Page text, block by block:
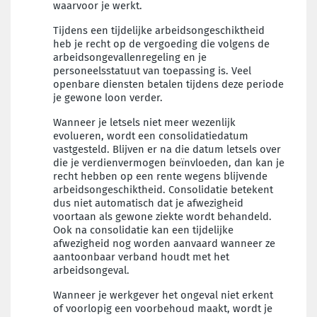
waarvoor je werkt.
Tijdens een tijdelijke arbeidsongeschiktheid
heb je recht op de vergoeding die volgens de
arbeidsongevallenregeling en je
personeelsstatuut van toepassing is. Veel
openbare diensten betalen tijdens deze periode
je gewone loon verder.
Wanneer je letsels niet meer wezenlijk
evolueren, wordt een consolidatiedatum
vastgesteld. Blijven er na die datum letsels over
die je verdienvermogen beïnvloeden, dan kan je
recht hebben op een rente wegens blijvende
arbeidsongeschiktheid. Consolidatie betekent
dus niet automatisch dat je afwezigheid
voortaan als gewone ziekte wordt behandeld.
Ook na consolidatie kan een tijdelijke
afwezigheid nog worden aanvaard wanneer ze
aantoonbaar verband houdt met het
arbeidsongeval.
Wanneer je werkgever het ongeval niet erkent
of voorlopig een voorbehoud maakt, wordt je